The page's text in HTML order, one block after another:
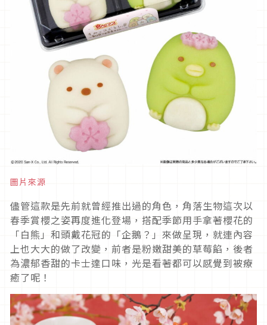
圖片來源
儘管這款是先前就曾經推出過的角色，角落生物這次以
春季賞櫻之姿再度進化登場，搭配季節用手拿著櫻花的
「白熊」和頭戴花冠的「企鵝？」來做呈現，就連內容
上也大大的做了改變，前者是粉嫩甜美的草莓餡，後者
為濃郁香甜的卡士達口味，光是看著都可以感覺到被療
癒了呢！